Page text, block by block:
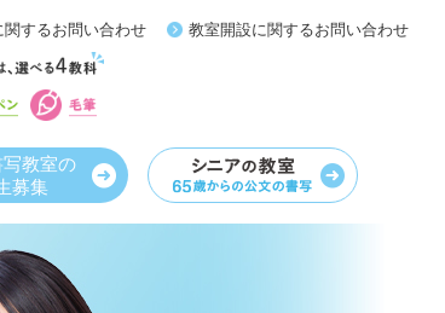
関するお問い合わせ 教室開設に関するお問い合わせ
教室の
募集